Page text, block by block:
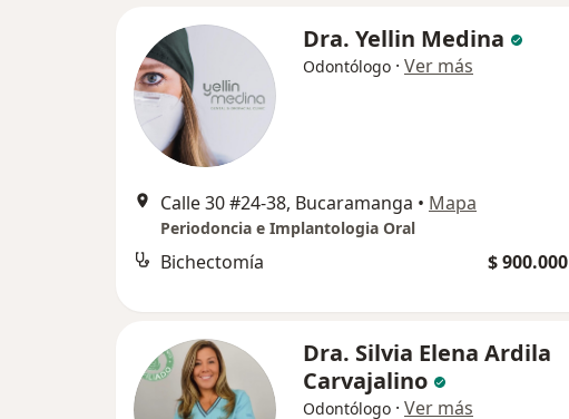
Dra. Yellin Medina
Odontólogo · Ver más
Calle 30 #24-38, Bucaramanga • Mapa
Periodoncia e Implantologia Oral
Bichectomía $ 900.000
Dra. Silvia Elena Ardila
Carvajalino
Odontólogo · Ver más